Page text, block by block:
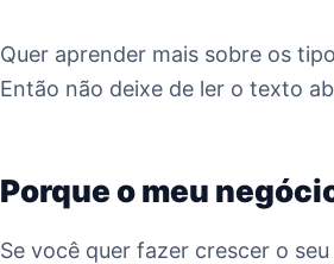
Quer aprender mais sobre os
Então não deixe de ler o texto
Porque o meu
Se você quer fazer crescer o